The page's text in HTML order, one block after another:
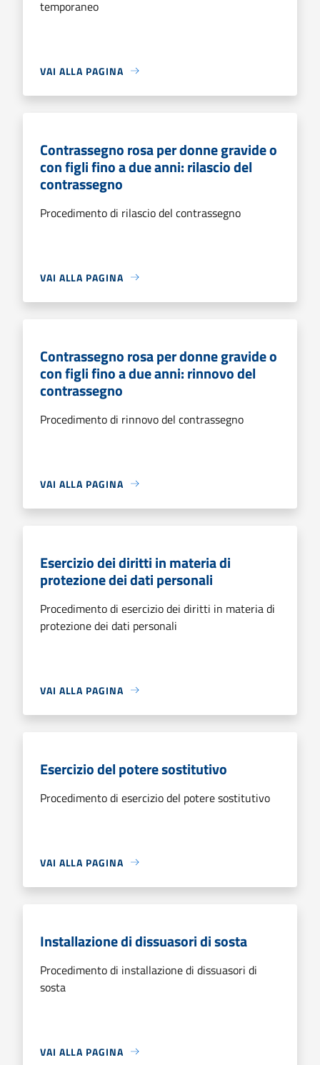
temporaneo
VAI ALLA PAGINA
Contrassegno rosa per donne gravide o
con figli fino a due anni: rilascio del
contrassegno
Procedimento di rilascio del contrassegno
VAI ALLA PAGINA
Contrassegno rosa per donne gravide o
con figli fino a due anni: rinnovo del
contrassegno
Procedimento di rinnovo del contrassegno
VAI ALLA PAGINA
Esercizio dei diritti in materia di
protezione dei dati personali
Procedimento di esercizio dei diritti in materia di
protezione dei dati personali
VAI ALLA PAGINA
Esercizio del potere sostitutivo
Procedimento di esercizio del potere sostitutivo
VAI ALLA PAGINA
Installazione di dissuasori di sosta
Procedimento di installazione di dissuasori di
sosta
VAI ALLA PAGINA